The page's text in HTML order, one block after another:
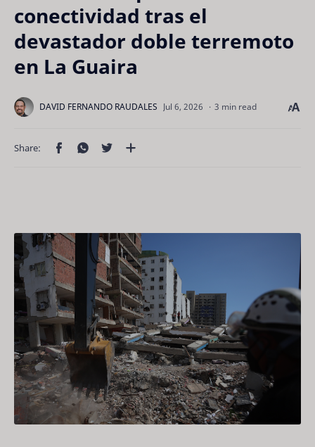
conectividad tras el
devastador doble terremoto
en La Guaira
3 min read